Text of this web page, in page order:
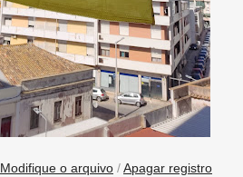
Modifique o arquivo /Apagar registro